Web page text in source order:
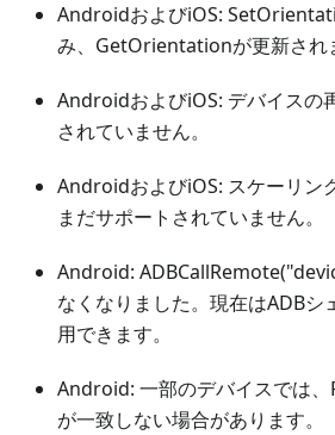
AndroidおよびiOS:
み、GetOrientationが更新され
AndroidおよびiOS: デバイスの
されていません。
AndroidおよびiOS: スケーリン
まだサポートされていません。
Android:
なくなりました。現在はADBシ
用できます。
Android: 一部のデバイスでは
が一致しない場合があります。